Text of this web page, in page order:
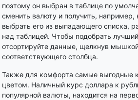
поэтому он выбран в таблице по
сменить валюту и получить, например,
выбрать его из выпадающего списка,
над таблицей. Чтобы подобрать
отсортируйте данные, щелкнув
соответствующего столбца.
Также для комфорта самые выгодные
цветом. Наличный курс доллара к
популярной валюты, находится на